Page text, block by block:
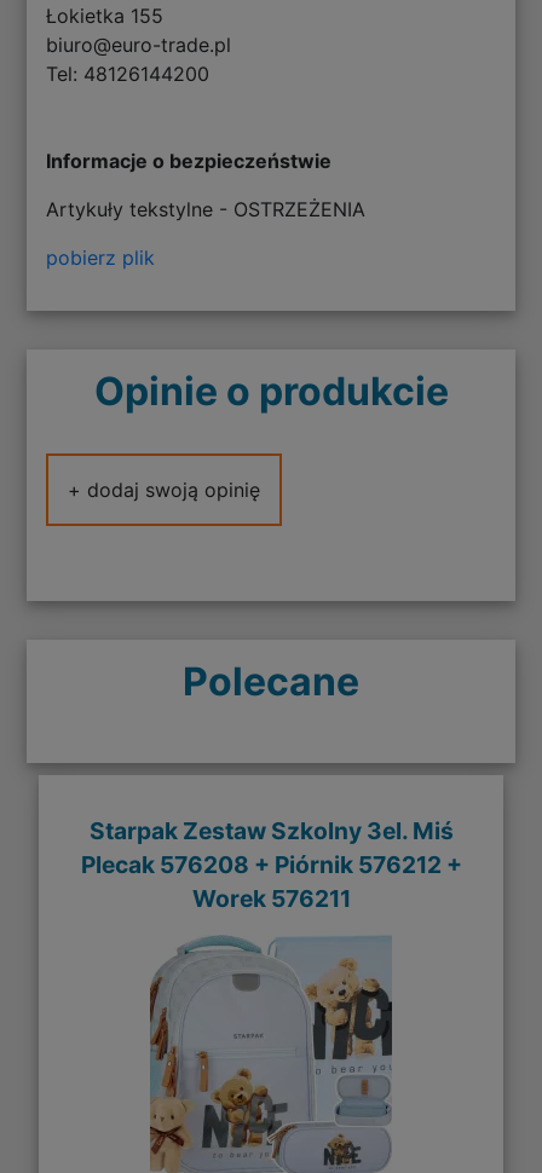
Łokietka 155
biuro@euro-trade.pl
Tel: 48126144200
Informacje o bezpieczeństwie
Artykuły tekstylne - OSTRZEŻENIA
pobierz plik
Opinie o produkcie
+ dodaj swoją opinię
Polecane
Starpak Zestaw Szkolny 3el. Miś
Plecak 576208 + Piórnik 576212 +
Worek 576211